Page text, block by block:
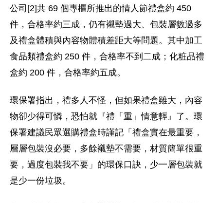
公司[2]共 69 個專櫃所推出的情人節禮盒約 450
件，合格率約三成，仍有襯墊過大、包裝層數過多
及禮盒體積與內容物體積差距大等問題。其中加工
食品類禮盒約 250 件，合格率不到二成；化粧品禮
盒約 200 件，合格率約五成。
環保署指出，禮多人不怪，但如果禮盒雖大，內容
物卻少得可憐，恐怕就『禮「重」情意輕』了。環
保署建議民眾選購禮盒時謹記「禮盒實在最重要，
層層包裝沒必要，多餘襯墊不需要，材質簡單很重
要，過度包裝我不要」的環保口訣，少一層包裝就
是少一份垃圾。